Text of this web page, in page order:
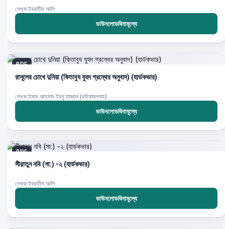
লেখক:ইবরাহীম আলি
ডাউনলোডবিনামূল্যে
PDF
রাসূলের চোখে দুনিয়া (কিতাবুয যুহদ গ্রন্থের অনুবাদ) (হার্ডকভার)
লেখক:ইমাম আহমাদ ইবনু হাম্বাল (রহিমাহুল্লাহ)
ডাউনলোডবিনামূল্যে
PDF
সীরাতুন নবি (সা:) -২ (হার্ডকভার)
লেখক:ইবরাহীম আলি
ডাউনলোডবিনামূল্যে